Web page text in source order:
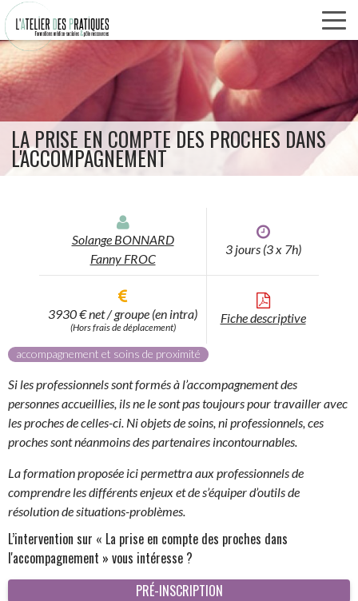
Aller
au
contenu
LA PRISE EN COMPTE DES PROCHES DANS
L'ACCOMPAGNEMENT
Solange BONNARD
Fanny FROC
3 jours (3 x 7h)
3930 € net / groupe (en intra)
(Hors frais de déplacement)
Fiche descriptive
accompagnement et soins de proximité
Si les professionnels sont formés à l’accompagnement des
personnes accueillies, ils ne le sont pas toujours pour travailler avec
les proches de celles-ci. Ni objets de soins, ni professionnels, ces
proches sont néanmoins des partenaires incontournables.
La formation proposée ici permettra aux professionnels de
comprendre les différents enjeux et de s’équiper d’outils de
résolution de situations-problèmes.
L’intervention sur « La prise en compte des proches dans
l'accompagnement » vous intéresse ?
PRÉ-INSCRIPTION
Panneau de gestion des cookies